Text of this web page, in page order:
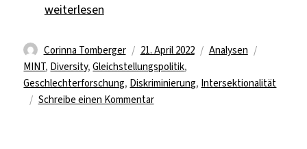
„Physik: Fachkultur jenseits von Geschlecht?“
weiterlesen
Autor
Corinna Tomberger
Veröffentlicht
am
21. April 2022 Kategorien
Analysen
MINT, Diversity,Gleichstellungspolitik,
Geschlechterforschung, Diskriminierung, Intersektionalität
Schreibe einen Kommentarzu